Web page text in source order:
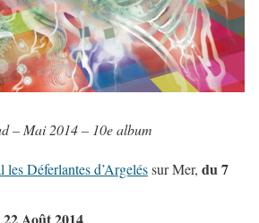
– Mai 2014 – 10e album
les Déferlantes d’Argeléssur Mer, du 7